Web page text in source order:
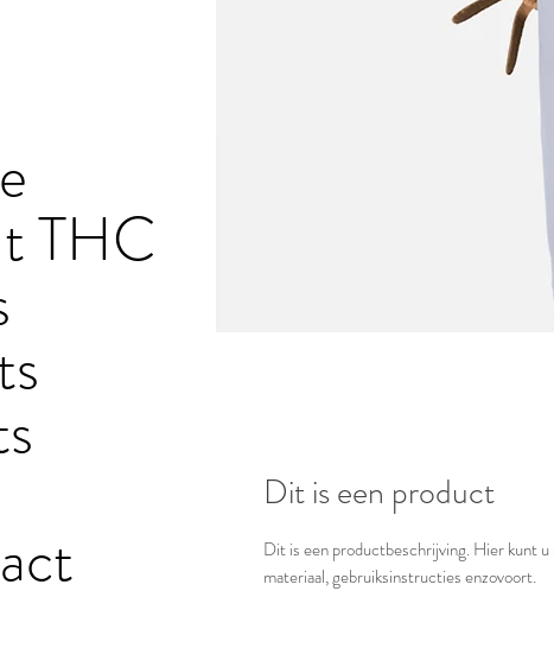
Dit is een product
Dit is een productbeschrijving. Hier kunt
materiaal, gebruiksinstructies enzovoort.
THC